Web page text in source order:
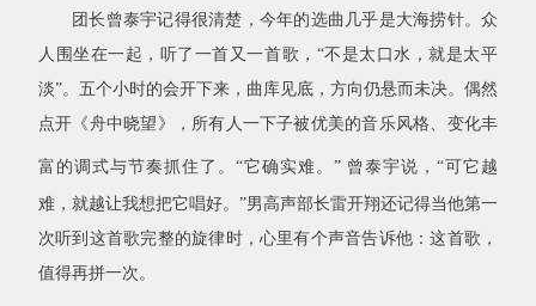
团长曾泰宇记得很清楚，今年的选曲几乎是大海捞针。众
人围坐在一起，听了一首又一首歌， “不是太口水，就是太平
淡”。五个小时的会开下来，曲库见底，方向仍悬而未决。偶然
点开《舟中晓望》
， 所有人一下子被优美的音乐风格、变化丰
富的调式与节奏抓住了。 “它确实难。 ” 曾泰宇说， “可它越
难，就越让我想把它唱好。 ”男高声部长雷开翔还记得当他第一
次听到这首歌完整的旋律时，心里有个声音告诉他：这首歌，
值得再拼一次。